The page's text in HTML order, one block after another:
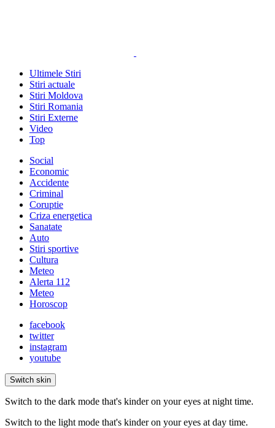
Ultimele Stiri
Stiri actuale
Stiri Moldova
Stiri Romania
Stiri Externe
Video
Top
Social
Economic
Accidente
Criminal
Coruptie
Criza energetica
Sanatate
Auto
Stiri sportive
Cultura
Meteo
Alerta 112
Meteo
Horoscop
facebook
twitter
instagram
youtube
Switch skin
Switch to the dark mode that's kinder on your eyes at night time.
Switch to the light mode that's kinder on your eyes at day time.